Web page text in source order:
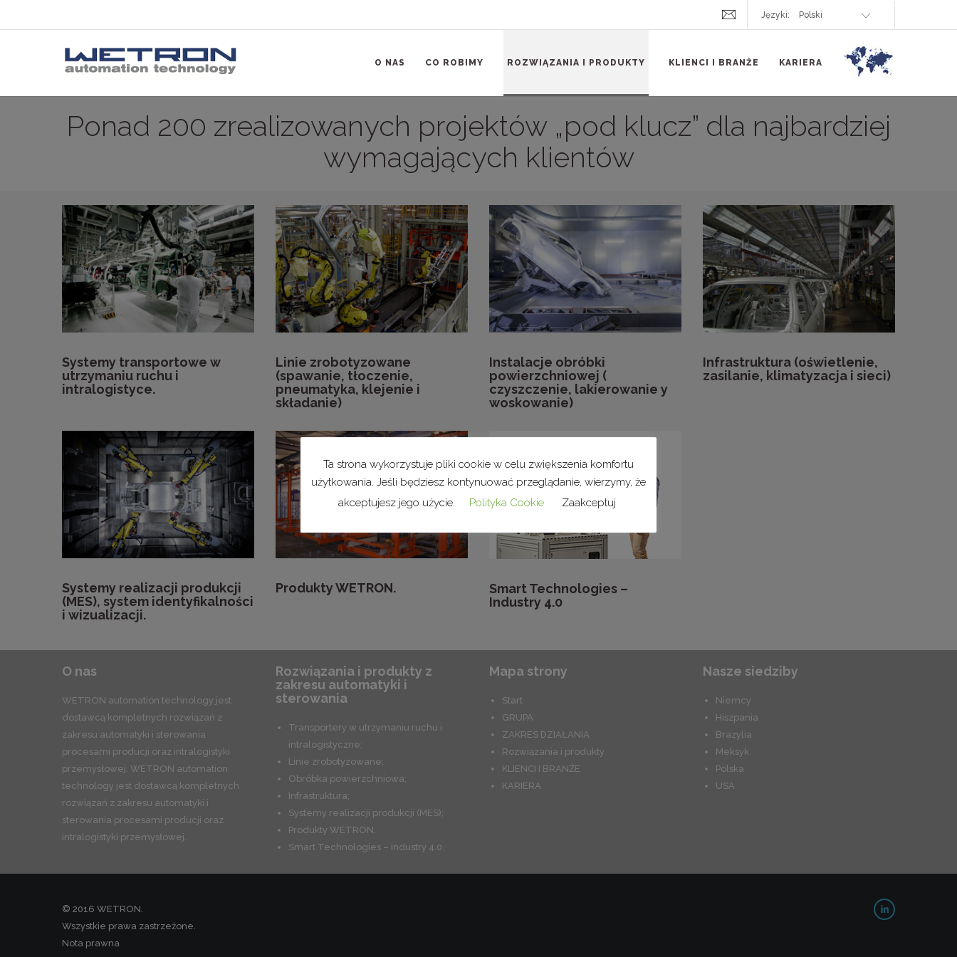
Języki:
O NAS CO ROBIMY ROZWIĄZANIA I PRODUKTY KLIENCI I BRANŻE KARIERA
Ponad 200 zrealizowanych projektów „pod klucz” dla najbardziej
wymagających klientów
Systemy transportowe w
utrzymaniu ruchu i
intralogistyce.
Linie zrobotyzowane
(spawanie, tłoczenie,
pneumatyka, klejenie i
składanie)
Instalacje obróbki
powierzchniowej (
czyszczenie, lakierowanie y
woskowanie)
Infrastruktura (oświetlenie,
zasilanie, klimatyzacja i sieci)
Systemy realizacji produkcji
(MES), system identyfikalności
i wizualizacji.
Produkty WETRON.
Smart Technologies –
Industry 4.0
O nas
WETRON automation technology jest
dostawcą kompletnych rozwiązań z
zakresu automatyki i sterowania
procesami producji oraz intralogistyki
przemysłowej. WETRON automation
technology jest dostawcą kompletnych
rozwiązań z zakresu automatyki i
sterowania procesami producji oraz
intralogistyki przemysłowej.
Rozwiązania i produkty z
zakresu automatyki i
sterowania
Transportery w utrzymaniu ruchu i
intralogistyczne;
Linie zrobotyzowane;
Obróbka powierzchniowa;
Infrastruktura;
Systemy realizacji produkcji (MES);
Produkty WETRON.
Smart Technologies – Industry 4.0.
Mapa strony
Start
GRUPA
ZAKRES DZIAŁANIA
Rozwiązania i produkty
KLIENCI I BRANŻE
KARIERA
Nasze siedziby
Niemcy
Hiszpania
Brazylia
Meksyk
Polska
USA
© 2016 WETRON.
Wszystkie prawa zastrzeżone.
Nota prawna
Ta strona wykorzystuje pliki cookie w celu zwiększenia komfortu
użytkowania. Jeśli będziesz kontynuować przeglądanie, wierzymy, że
akceptujesz jego użycie.
Polityka Cookie Zaakceptuj